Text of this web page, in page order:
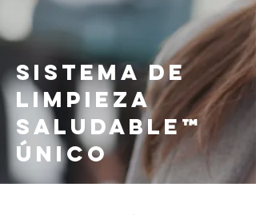
Sistema de
Limpieza
Saludable™
Único